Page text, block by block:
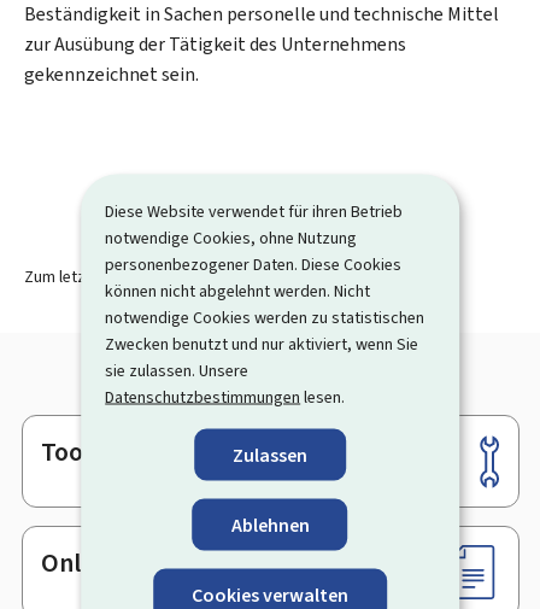
Diese Website verwendet für ihren Betrieb
notwendige Cookies, ohne Nutzung
personenbezogener Daten. Diese Cookies
können nicht abgelehnt werden. Nicht
notwendige Cookies werden zu statistischen
Zwecken benutzt und nur aktiviert, wenn Sie
sie zulassen. Unsere
Datenschutzbestimmungen lesen.
Zulassen
Ablehnen
Cookies verwalten
Beständigkeit in Sachen personelle und technische Mittel
zur Ausübung der Tätigkeit des Unternehmens
gekennzeichnet sein.
Zum letzten Mal aktualisiert am 05.09.2023
Footer
Tools
Online-Dienste & Formulare